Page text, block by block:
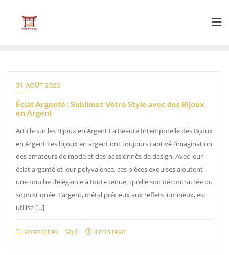
content
31 AOÛT 2025
Éclat Argenté : Sublimez Votre Style avec des Bijoux
en Argent
Article sur les Bijoux en Argent La Beauté Intemporelle des Bijoux
en Argent Les bijoux en argent ont toujours captivé l’imagination
des amateurs de mode et des passionnés de design. Avec leur
éclat argenté et leur polyvalence, ces pièces exquises ajoutent
une touche d’élégance à toute tenue, qu’elle soit décontractée ou
sophistiquée. L’argent, métal précieux aux reflets lumineux, est
utilisé […]
accessoires 0 4 min read